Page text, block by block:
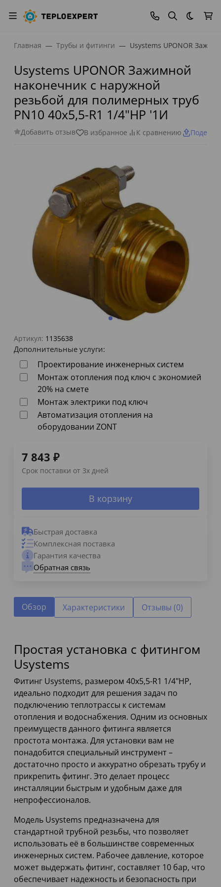
Темная
Главная Трубы и фитинги Usystems UPONOR
Usystems UPONOR Зажимной
наконечник с наружной
резьбой для полимерных труб
PN10 40x5,5-R1 1/4"НР '1И
Добавить отзыв В избранное К сравнению
Артикул: 1135638
Дополнительные услуги:
Проектирование инженерных систем
Монтаж отопления под ключ с экономией
20% на смете
Монтаж электрики под ключ
Автоматизация отопления на
оборудовании ZONT
7 843 ₽
Срок поставки от 3х дней
В корзину
Быстрая доставка
Комплексная поставка
Гарантия качества
Обратная связь
Обзор Характеристики Отзывы (0)
Простая установка с фитингом
Usystems
Фитинг Usystems, размером 40x5,5-R1 1/4"НР,
идеально подходит для решения задач по
подключению теплотрассы к системам
отопления и водоснабжения. Одним из основных
преимуществ данного фитинга является
простота монтажа. Для установки вам не
понадобится специальный инструмент –
достаточно просто и аккуратно обрезать трубу и
прикрепить фитинг. Это делает процесс
инсталляции быстрым и удобным даже для
непрофессионалов.
Модель Usystems предназначена для
стандартной трубной резьбы, что позволяет
использовать её в большинстве современных
инженерных систем. Рабочее давление, которое
может выдержать фитинг, составляет 10 бар, что
обеспечивает надежность и безопасность при